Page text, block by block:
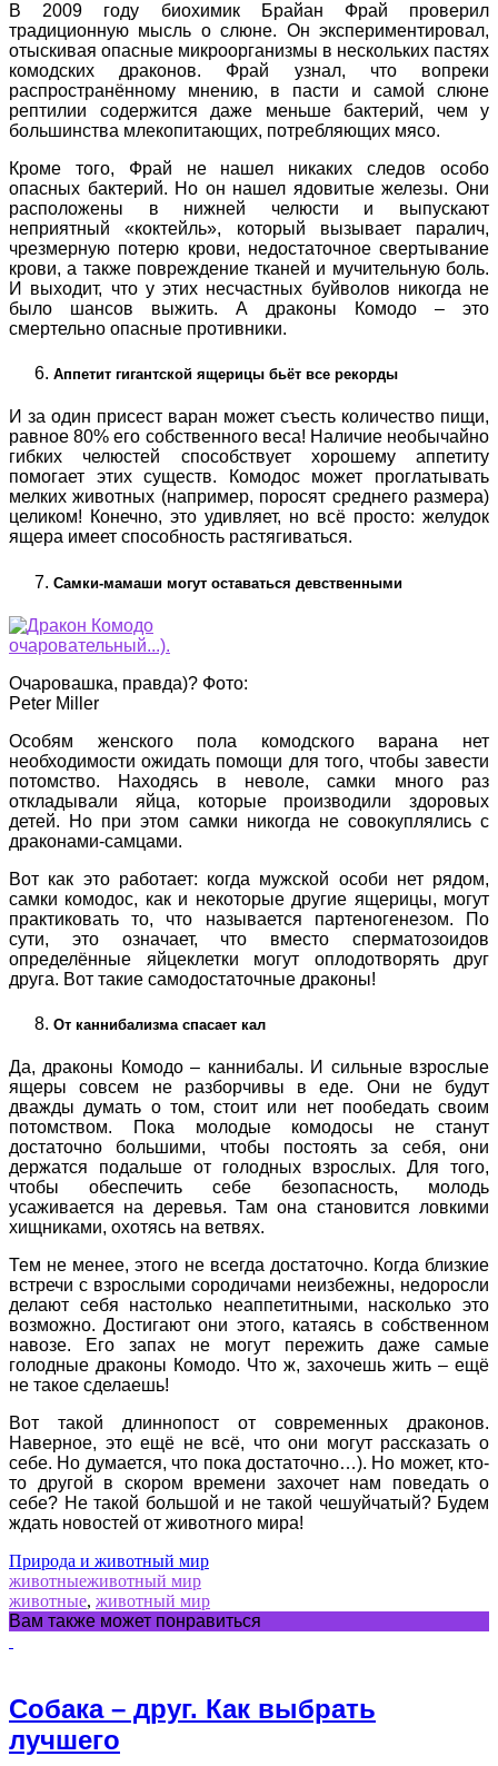
В 2009 году биохимик Брайан Фрай проверил
традиционную мысль о слюне. Он экспериментировал,
отыскивая опасные микроорганизмы в нескольких пастях
комодских драконов. Фрай узнал, что вопреки
распространённому мнению, в пасти и самой слюне
рептилии содержится даже меньше бактерий, чем у
большинства млекопитающих, потребляющих мясо.
Кроме того, Фрай не нашел никаких следов особо
опасных бактерий. Но он нашел ядовитые железы. Они
расположены в нижней челюсти и выпускают
неприятный «коктейль», который вызывает паралич,
чрезмерную потерю крови, недостаточное свертывание
крови, а также повреждение тканей и мучительную боль.
И выходит, что у этих несчастных буйволов никогда не
было шансов выжить. А драконы Комодо – это
смертельно опасные противники.
Аппетит гигантской ящерицы бьёт все рекорды
И за один присест варан может съесть количество пищи,
равное 80% его собственного веса! Наличие необычайно
гибких челюстей способствует хорошему аппетиту
помогает этих существ. Комодос может проглатывать
мелких животных (например, поросят среднего размера)
целиком! Конечно, это удивляет, но всё просто: желудок
ящера имеет способность растягиваться.
Самки-мамаши могут оставаться девственными
Очаровашка, правда)? Фото:
Peter Miller
Особям женского пола комодского варана нет
необходимости ожидать помощи для того, чтобы завести
потомство. Находясь в неволе, самки много раз
откладывали яйца, которые производили здоровых
детей. Но при этом самки никогда не совокуплялись с
драконами-самцами.
Вот как это работает: когда мужской особи нет рядом,
самки комодос, как и некоторые другие ящерицы, могут
практиковать то, что называется партеногенезом. По
сути, это означает, что вместо сперматозоидов
определённые яйцеклетки могут оплодотворять друг
друга. Вот такие самодостаточные драконы!
От каннибализма спасает кал
Да, драконы Комодо – каннибалы. И сильные взрослые
ящеры совсем не разборчивы в еде. Они не будут
дважды думать о том, стоит или нет пообедать своим
потомством. Пока молодые комодосы не станут
достаточно большими, чтобы постоять за себя, они
держатся подальше от голодных взрослых. Для того,
чтобы обеспечить себе безопасность, молодь
усаживается на деревья. Там она становится ловкими
хищниками, охотясь на ветвях.
Тем не менее, этого не всегда достаточно. Когда близкие
встречи с взрослыми сородичами неизбежны, недоросли
делают себя настолько неаппетитными, насколько это
возможно. Достигают они этого, катаясь в собственном
навозе. Его запах не могут пережить даже самые
голодные драконы Комодо. Что ж, захочешь жить – ещё
не такое сделаешь!
Вот такой длиннопост от современных драконов.
Наверное, это ещё не всё, что они могут рассказать о
себе. Но думается, что пока достаточно…). Но может, кто-
то другой в скором времени захочет нам поведать о
себе? Не такой большой и не такой чешуйчатый? Будем
ждать новостей от животного мира!
Природа и животный мир
животныеживотный мир
животные, животный мир
Вам также может понравиться
Собака – друг. Как выбрать
лучшего